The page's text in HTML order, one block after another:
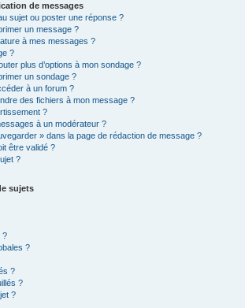
de messages
sujet ou poster une réponse ?
un message ?
à mes messages ?
?
plus d’options à mon sondage ?
un sondage ?
à un forum ?
des fichiers à mon message ?
?
à un modérateur ?
» dans la page de rédaction de message ?
être validé ?
?
sujets
?
?
?
?
?